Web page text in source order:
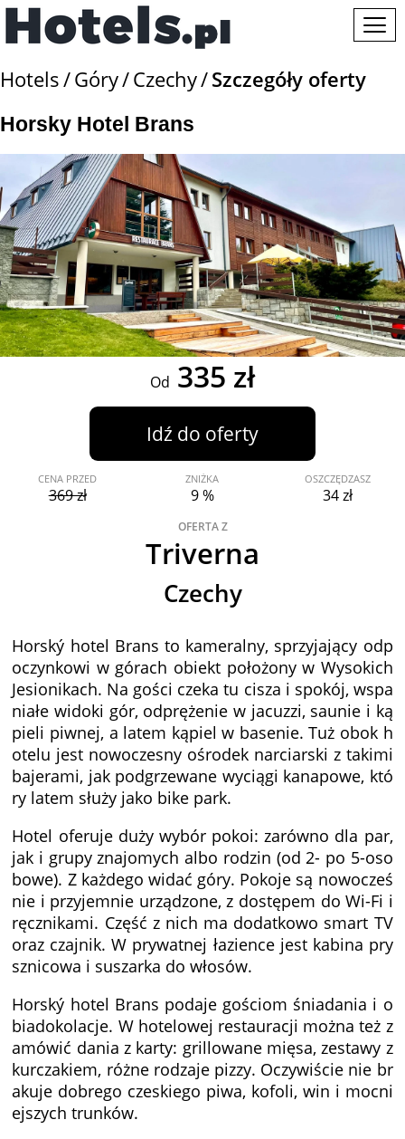
Hotels Góry Czechy Szczegóły oferty
Horsky Hotel Brans
Od 335 zł
Idź do oferty
CENA PRZED
369 zł
ZNIŻKA
9 %
OSZCZĘDZASZ
34 zł
OFERTA Z
Triverna
Czechy
Horský hotel Brans to kameralny, sprzyjający odp
oczynkowi w górach obiekt położony w Wysokich
Jesionikach. Na gości czeka tu cisza i spokój, wspa
niałe widoki gór, odprężenie w jacuzzi, saunie i ką
pieli piwnej, a latem kąpiel w basenie. Tuż obok h
otelu jest nowoczesny ośrodek narciarski z takimi
bajerami, jak podgrzewane wyciągi kanapowe, któ
ry latem służy jako bike park.
Hotel oferuje duży wybór pokoi: zarówno dla par,
jak i grupy znajomych albo rodzin (od 2- po 5-oso
bowe). Z każdego widać góry. Pokoje są nowocześ
nie i przyjemnie urządzone, z dostępem do Wi-Fi i
ręcznikami. Część z nich ma dodatkowo smart TV
oraz czajnik. W prywatnej łazience jest kabina pry
sznicowa i suszarka do włosów.
Horský hotel Brans podaje gościom śniadania i o
biadokolacje. W hotelowej restauracji można też z
amówić dania z karty: grillowane mięsa, zestawy z
kurczakiem, różne rodzaje pizzy. Oczywiście nie br
akuje dobrego czeskiego piwa, kofoli, win i mocni
ejszych trunków.